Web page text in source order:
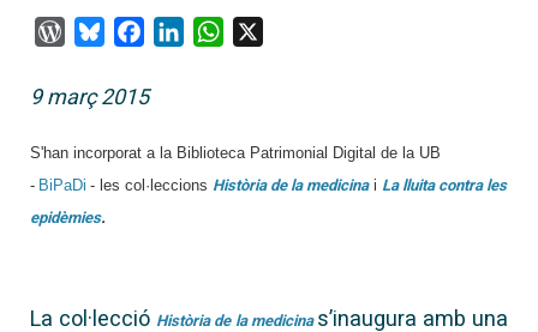
WordPress
BlueskyFacebook
LinkedInWhatsApp
9 març 2015
S'han incorporat a la Biblioteca Patrimonial Digital de la UB
- BiPaDi - les col·leccions Història de la medicinai La lluita contra les
epidèmies.
La col·lecció Història de la medicina s’inaugura amb una